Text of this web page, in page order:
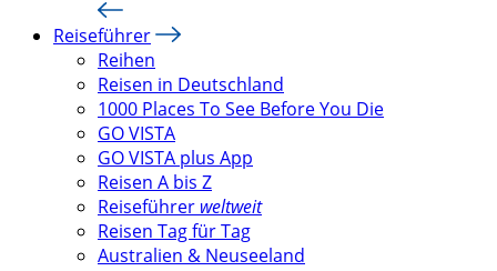
Reiseführer
Reihen
Reisen in Deutschland
1000 Places To See Before You Die
GO VISTA
GO VISTA plus App
Reisen A bis Z
Reiseführer weltweit
Reisen Tag für Tag
Australien & Neuseeland